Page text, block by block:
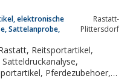
elektronische
Sattelanprobe,
Rastatt-
Plittersdorf
Reitsportartikel,